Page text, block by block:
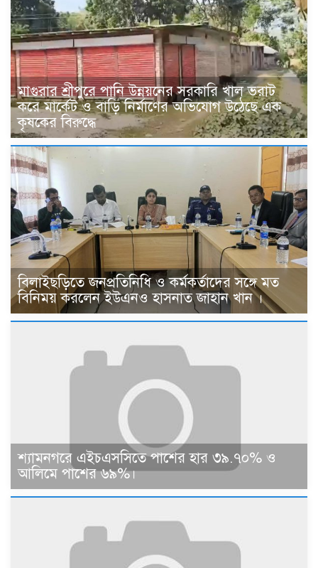
মাগুরার শ্রীপুরে পানি উন্নয়নের সরকারি খাল ভরাট
করে মার্কেট ও বাড়ি নির্মাণের অভিযোগ উঠেছে এক
কৃষকের বিরুদ্ধে
বিলাইছড়িতে জনপ্রতিনিধি ও কর্মকর্তাদের সঙ্গে মত
বিনিময় করলেন ইউএনও হাসনাত জাহান খান ।
শ্যামনগরে এইচএসসিতে পাশের হার ৩৯.৭০% ও
আলিমে পাশের ৬৯%।